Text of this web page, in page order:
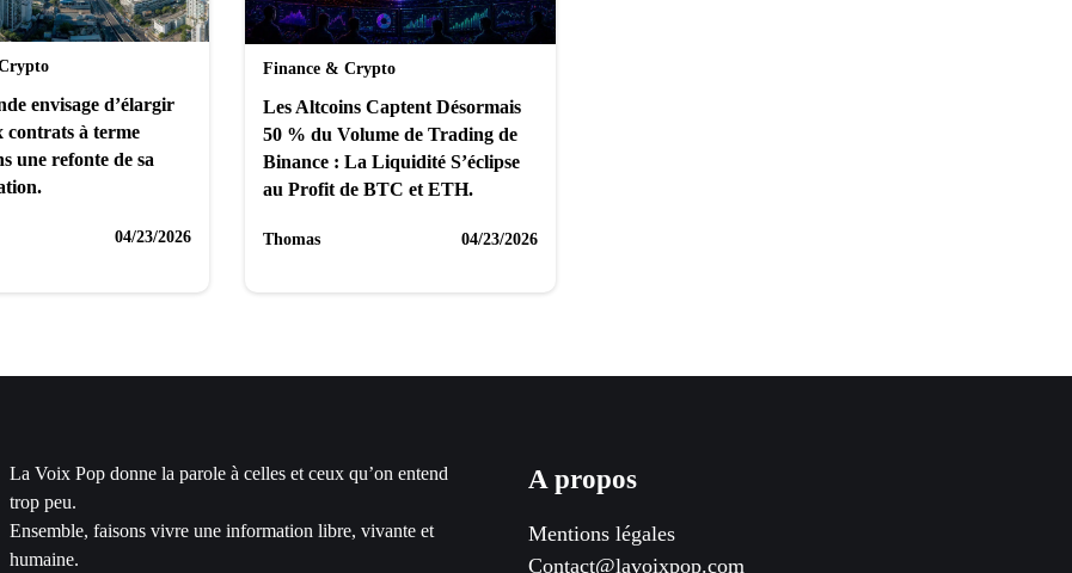
envisage d’élargir
contrats à terme
une refonte de sa
04/23/2026
Finance & Crypto
Les Altcoins Captent Désormais
50 % du Volume de Trading de
Binance : La Liquidité S’éclipse
au Profit de BTC et ETH.
Thomas 04/23/2026
La Voix Pop donne la parole à celles et ceux qu’on entend
trop peu.
Ensemble, faisons vivre une information libre, vivante et
humaine.
A propos
Mentions légales
Contact@lavoixpop.com